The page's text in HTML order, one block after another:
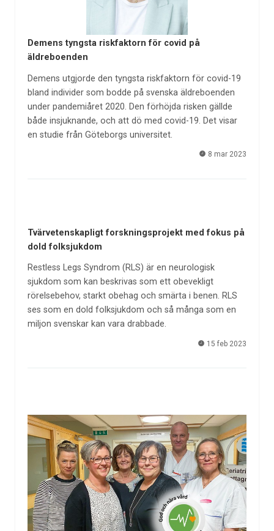
Demens tyngsta riskfaktorn för covid på
äldreboenden
Demens utgjorde den tyngsta riskfaktorn för covid-19
bland individer som bodde på svenska äldreboenden
under pandemiåret 2020. Den förhöjda risken gällde
både insjuknande, och att dö med covid-19. Det visar
en studie från Göteborgs universitet.
8 mar 2023
Tvärvetenskapligt forskningsprojekt med fokus på
dold folksjukdom
Restless Legs Syndrom (RLS) är en neurologisk
sjukdom som kan beskrivas som ett obevekligt
rörelsebehov, starkt obehag och smärta i benen. RLS
ses som en dold folksjukdom och så många som en
miljon svenskar kan vara drabbade.
15 feb 2023